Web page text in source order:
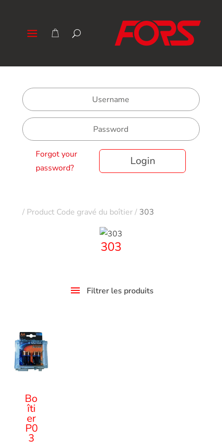
Forgot your
password?
Login
/ Product Code gravé du boîtier/ 303
303
Filtrer les produits
Bo
îti
er
P0
3